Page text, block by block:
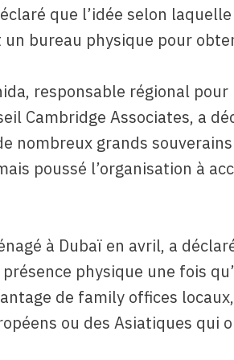
que l’idée selon
bureau physique pour
responsable régional
Cambridge Associates, a
nombreux grands
poussé l’organisation à
à Dubaï en avril, a
physique une fois
de family offices
ou des Asiatiques qui